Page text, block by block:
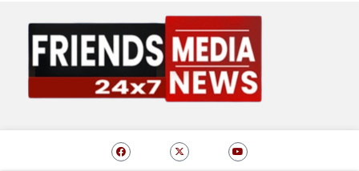
content
F
a
c
X
-
t
Y
o
u